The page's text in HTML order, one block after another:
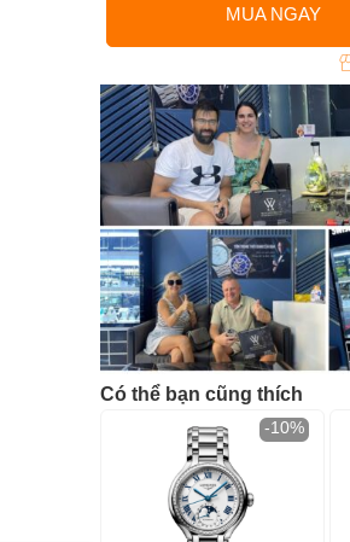
MUA NGAY
Có thể bạn cũng thích
-10%